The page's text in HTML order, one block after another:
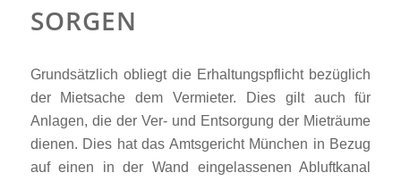
SORGEN
Grundsätzlich obliegt die Erhaltungspflicht bezüglich
der Mietsache dem Vermieter. Dies gilt auch für
Anlagen, die der Ver- und Entsorgung der Mieträume
dienen. Dies hat das Amtsgericht München in Bezug
auf einen in der Wand eingelassenen Abluftkanal